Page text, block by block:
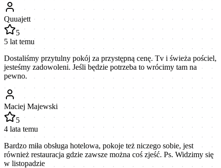
Quuajett
5
5 lat temu
Dostaliśmy przytulny pokój za przystępną cenę. Tv i świeża pościel,
jesteśmy zadowoleni. Jeśli będzie potrzeba to wrócimy tam na
pewno.
Maciej Majewski
5
4 lata temu
Bardzo miła obsługa hotelowa, pokoje też niczego sobie, jest
również restauracja gdzie zawsze można coś zjeść. Ps. Widzimy się
w listopadzie